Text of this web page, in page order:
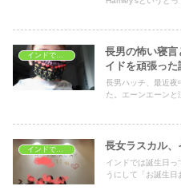
インドで子育て
長男の怖い寝言
イドを頑張った
長男ハッチ、最近夜
た。エーンエーンと
インドで子育て 長女ラスカル、
インドでは誕生日っ
うにして「お誕生日